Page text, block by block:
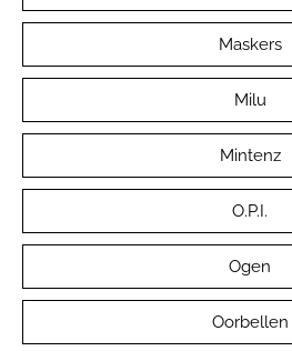
Maskers
Milu
Mintenz
O.P.I.
Ogen
Oorbellen